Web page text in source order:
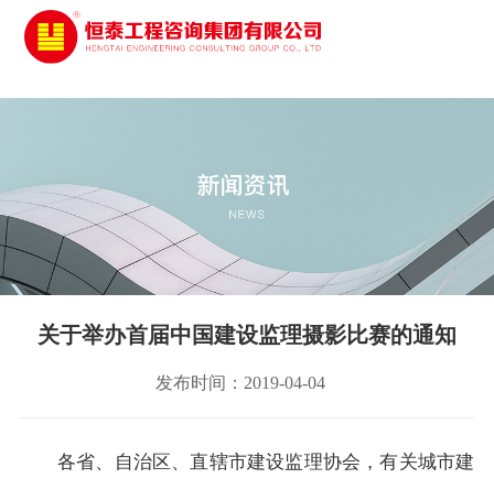
太阳城娱乐
关于举办首届中国建设监理摄影比赛的通知
发布时间：2019-04-04
各省、自治区、直辖市建设监理协会，有关城市建